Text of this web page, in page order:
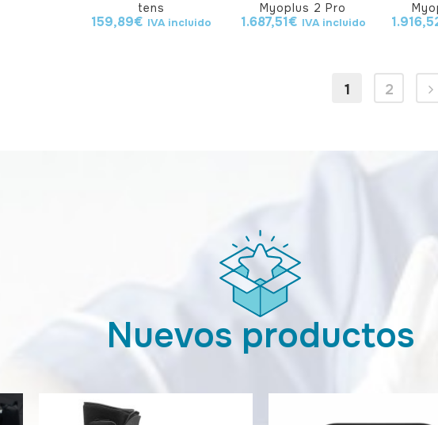
tens
159,89€ IVA incluido
Myoplus 2 Pro
1.687,51€ IVA incluido
1 2
Nuevos productos